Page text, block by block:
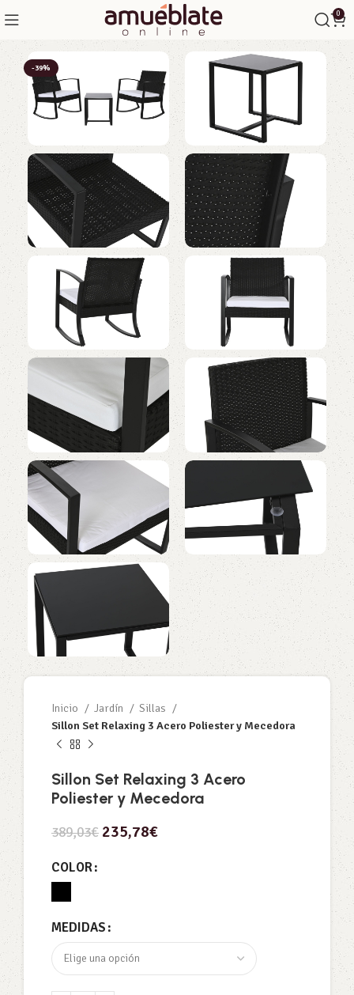
0
-39%
Inicio Jardín
Sillas
Sillon Set Relaxing 3 Acero Poliester y Mecedora
Sillon Set Relaxing 3 Acero
Poliester y Mecedora
389,03€ 235,78€
COLOR
MEDIDAS